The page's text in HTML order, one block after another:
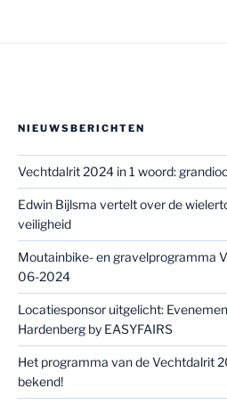
NIEUWSBERICHTEN
Vechtdalrit 2024 in 1 woord:
Edwin Bijlsma vertelt over de
veiligheid
Moutainbike- en gravelprogramma
06-2024
Locatiesponsor uitgelicht:
Hardenberg by EASYFAIRS
Het programma van de Vechtdalrit
bekend!